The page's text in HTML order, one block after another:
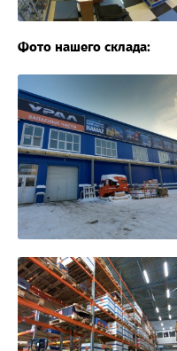
Фото нашего склада: